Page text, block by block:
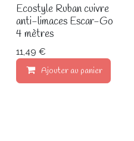
Ecostyle Ruban cuivre
anti-limaces Escar-Go
4 mètres
11,49 €
Ajouter au panier